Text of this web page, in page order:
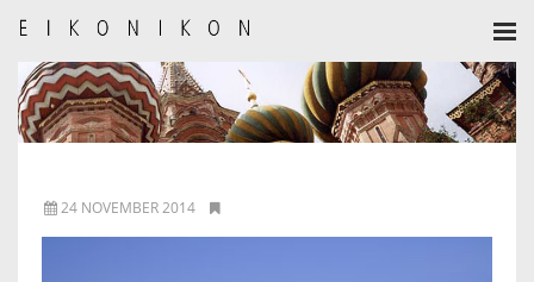
HOME
AANMELDEN
BULLETIN
24 NOVEMBER 2014